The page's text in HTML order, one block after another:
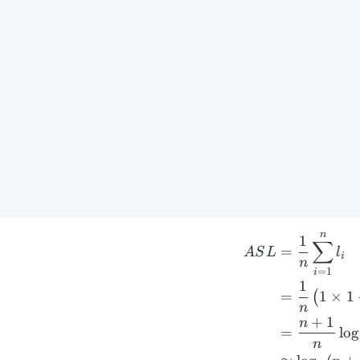
ASL =
n
1
i=1
∑
n
li
=
n
1
(1 × 1
=
n
n + 1
log